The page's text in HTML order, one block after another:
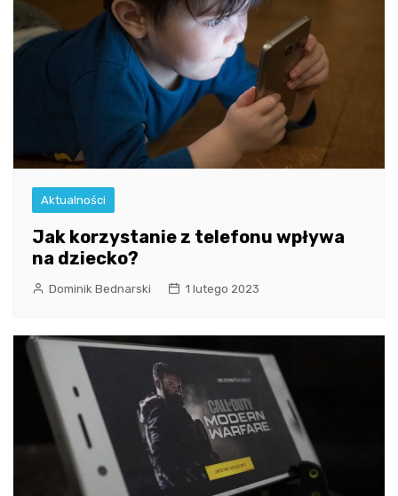
Aktualności
Jak korzystanie z telefonu wpływa
na dziecko?
Dominik Bednarski 1 lutego 2023